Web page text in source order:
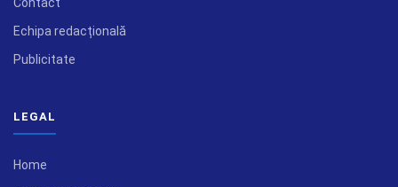
Echipa redacțională
Publicitate
LEGAL
Home